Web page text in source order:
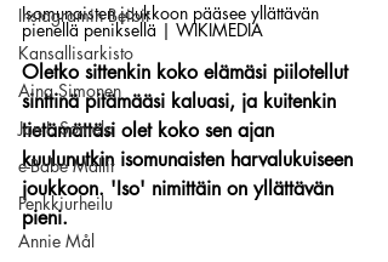
Instagramin Beibit
Kansallisarkisto
Aina Simonen
Jan I. Somela
e-Babe Mallit
Penkkiurheilu
Annie Mål
Isomunaisten joukkoon pääsee yllättävän
pienellä peniksellä | WIKIMEDIA
Oletko sittenkin koko elämäsi piilotellut
sinttinä pitämääsi kaluasi, ja kuitenkin
tietämättäsi olet koko sen ajan
kuulunutkin isomunaisten harvalukuiseen
joukkoon. 'Iso' nimittäin on yllättävän
pieni.